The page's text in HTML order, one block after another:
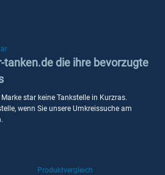
tanken.de die ihre bevorzugte
star keine Tankstelle in Kurzras.
wenn Sie unsere Umkreissuche am
Produktvergleich